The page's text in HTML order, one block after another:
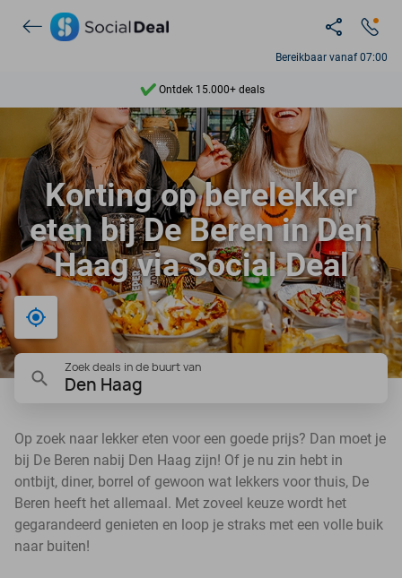
Bereikbaar vanaf 07:00
Ontdek 15.000+ deals
7 dagen per week beschikbaar
10+ miljoen leden
9,4
Ontdek 15.000+ deals
Korting op berelekker
eten bij De Beren in Den
Haag via Social Deal
Bij mij in de buurt
Zoek deals in de buurt van
Den Haag
Op zoek naar lekker eten voor een goede prijs? Dan moet je
bij De Beren nabij Den Haag zijn! Of je nu zin hebt in
ontbijt, diner, borrel of gewoon wat lekkers voor thuis, De
Beren heeft het allemaal. Met zoveel keuze wordt het
gegarandeerd genieten en loop je straks met een volle buik
naar buiten!